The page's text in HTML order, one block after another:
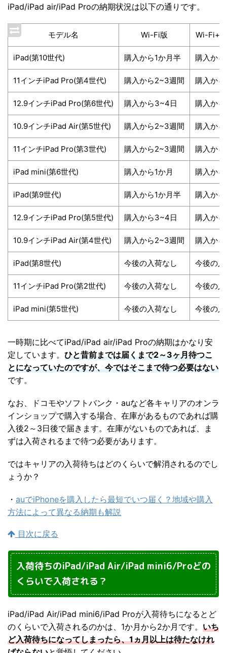
iPad/iPad air/iPad Proの納期状況は以下の通りです。
モデル名 Wi-Fi版 Wi-
iPad(第10世代) 購入から1か月半 購入か
11インチiPad Pro(第4世代) 購入から2~3週間 購入か
12.9インチiPad Pro(第6世代) 購入から3~4日 購入か
10.9インチiPad Air(第5世代) 購入から2~3週間 購入か
11インチiPad Pro(第3世代) 購入から2~3週間 購入か
iPad mini(第6世代) 購入から1か月 購入から
iPad(第9世代) 購入から1か月半 購入か
12.9インチiPad Pro(第5世代) 購入から3~4日 購入か
10.9インチiPad Air(第4世代) 購入から2~3週間 購入か
iPad(第8世代) 今後の入荷なし 今後の
11インチiPad Pro(第2世代) 今後の入荷なし 今後の
iPad mini(第5世代) 今後の入荷なし 今後の
一時期に比べてiPad/iPad air/iPad Proの納期はかなり安
定しています。 ひと昔前までは届くまで2～3ヶ月待つこ
とになっていたのですが、今ではそこまで待つ必要はない
です。
なお、ドコモやソフトバンク・auなど各キャリアのオンラ
インショップで購入する場合、在庫があるものであれば購
入後2～3日後で届きます。在庫がないものであれば、ま
ずは入荷されるまで待つ必要があります。
ではキャリアの入荷待ちはどのくらいで解消されるのでし
ょうか？
・ auでiPhoneを購入したら最短でいつ届く？地域や購入
方法によって異なる納期も解説
目次に戻る
入荷待ちのiPad/iPad Air/iPad mini6/Proどの
くらいで入荷される？
iPad/iPad Air/iPad mini6/iPad Proが入荷待ちになるとど
のくらいで入荷されるのかは、1か月から2か月です。 いち
ど入荷待ちになってしまったら、1ヵ月以上は待たなけれ